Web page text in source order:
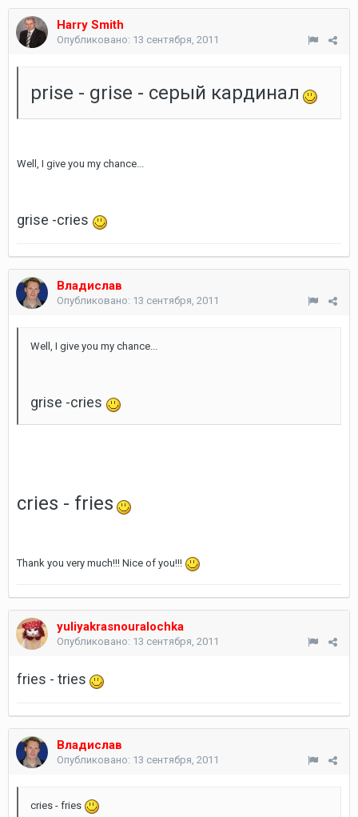
Harry Smith
Опубликовано: 13 сентября, 2011
prise - grise - серый кардинал
Well, I give you my chance...
grise -cries
Владислав
Опубликовано: 13 сентября, 2011
Well, I give you my chance...
grise -cries
cries - fries
Thank you very much!!! Nice of you!!!
yuliyakrasnouralochka
Опубликовано: 13 сентября, 2011
fries - tries
Владислав
Опубликовано: 13 сентября, 2011
cries - fries